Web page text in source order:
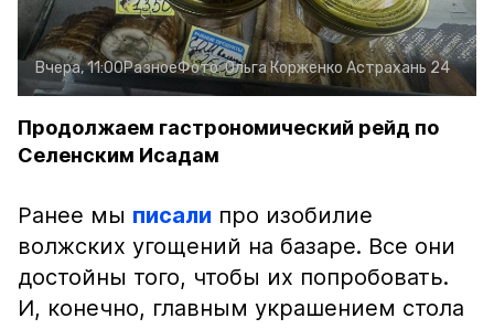
Вчера, 11:00РазноеФото:Ольга Корженко Астрахань 24
Продолжаем гастрономический рейд по
Селенским Исадам
Ранее мы писали про изобилие
волжских угощений на базаре. Все они
достойны того, чтобы их попробовать.
И, конечно, главным украшением стола